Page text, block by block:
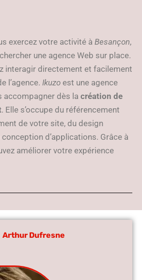
exercez votre activité à Besançon,
une agence Web sur place.
interagir directement et facilement
l’agence. Ikuzo est une agence
accompagner dès la création de
. Elle s’occupe du référencement
de votre site, du design
d’applications. Grâce à
améliorer votre expérience
Arthur Dufresne